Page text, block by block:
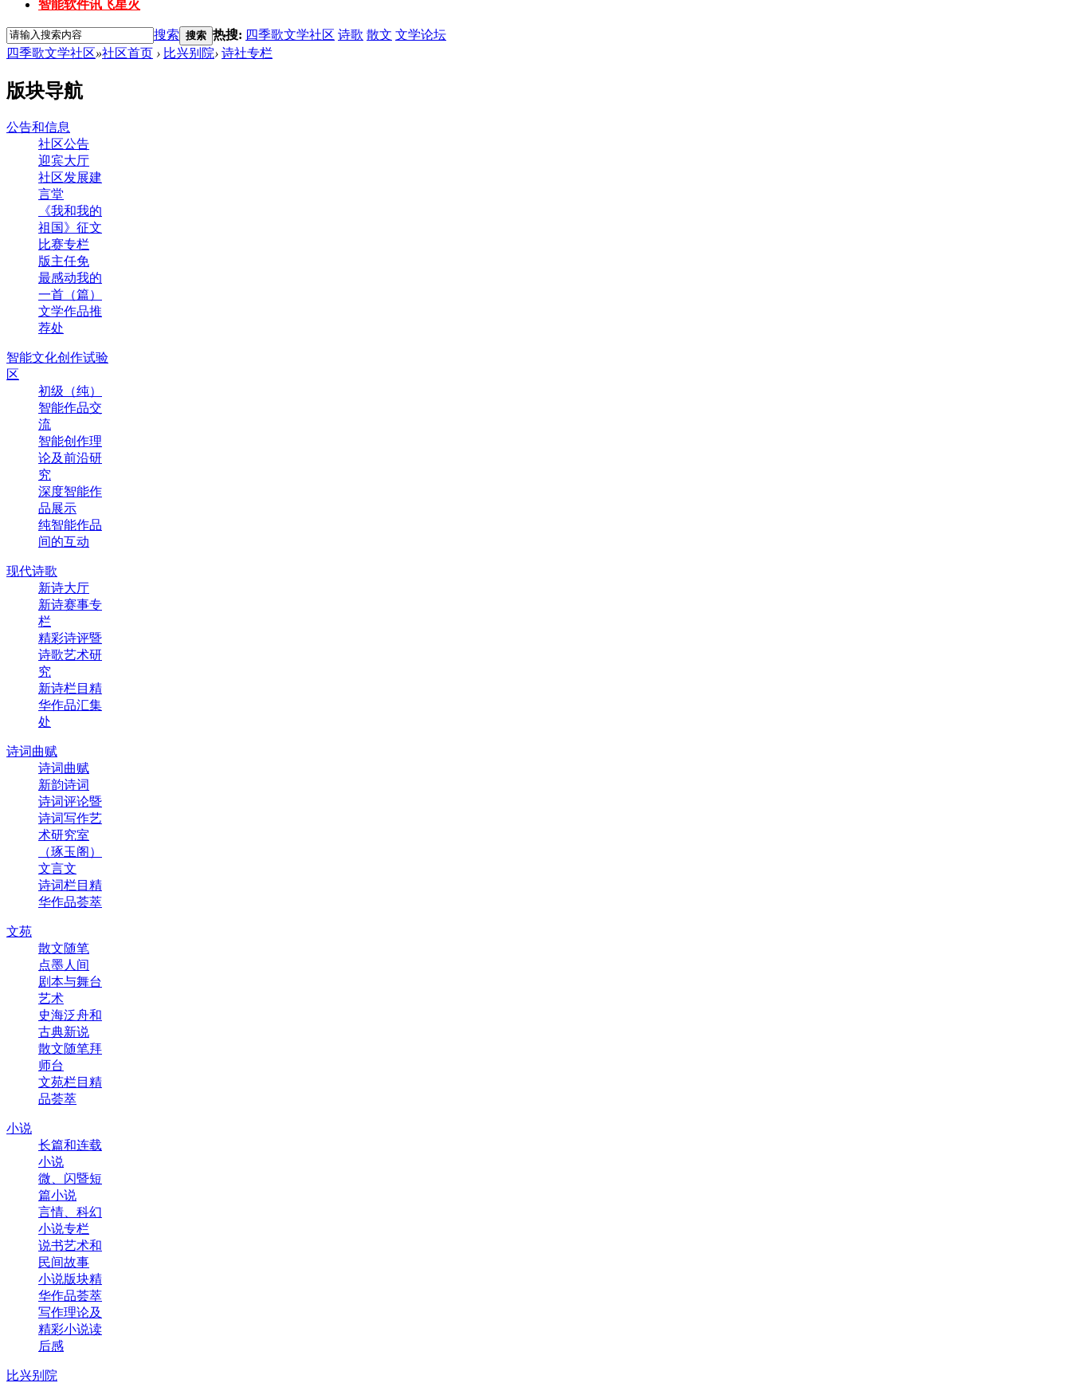
智能软件讯飞星火
搜索 搜索 热搜: 四季歌文学社区 诗歌 散文 文学论坛
四季歌文学社区»社区首页 › 比兴别院› 诗社专栏
版块导航
公告和信息
社区公告
迎宾大厅
社区发展建
言堂
《我和我的
祖国》征文
比赛专栏
版主任免
最感动我的
一首（篇）
文学作品推
荐处
智能文化创作试验
区
初级（纯）
智能作品交
流
智能创作理
论及前沿研
究
深度智能作
品展示
纯智能作品
间的互动
现代诗歌
新诗大厅
新诗赛事专
栏
精彩诗评暨
诗歌艺术研
究
新诗栏目精
华作品汇集
处
诗词曲赋
诗词曲赋
新韵诗词
诗词评论暨
诗词写作艺
术研究室
（琢玉阁）
文言文
诗词栏目精
华作品荟萃
文苑
散文随笔
点墨人间
剧本与舞台
艺术
史海泛舟和
古典新说
散文随笔拜
师台
文苑栏目精
品荟萃
小说
长篇和连载
小说
微、闪暨短
篇小说
言情、科幻
小说专栏
说书艺术和
民间故事
小说版块精
华作品荟萃
写作理论及
精彩小说读
后感
比兴别院